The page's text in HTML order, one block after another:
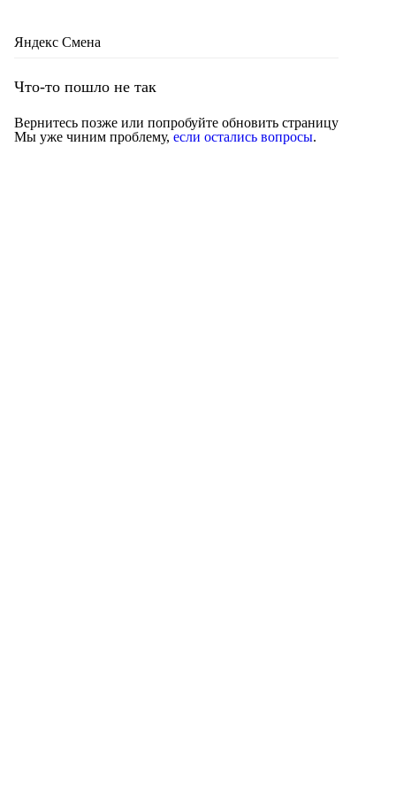
Яндекс Смена
Что-то пошло не так
Вернитесь позже или попробуйте обновить страницу
Мы уже чиним проблему, если остались вопросы.